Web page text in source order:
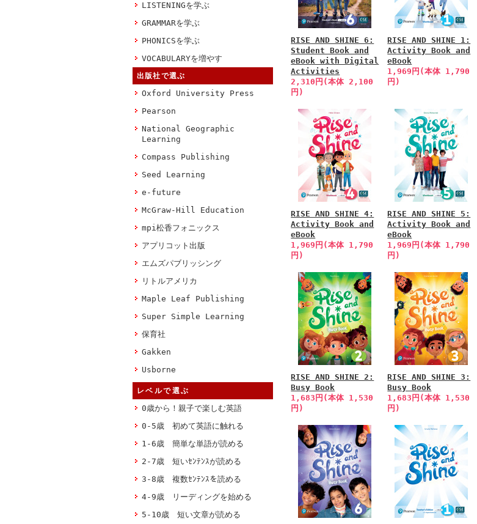
LISTENINGを学ぶ
GRAMMARを学ぶ
PHONICSを学ぶ
VOCABULARYを増やす
出版社で選ぶ
Oxford University Press
Pearson
National Geographic
Learning
Compass Publishing
Seed Learning
e-future
McGraw-Hill Education
mpi松香フォニックス
アプリコット出版
エムズパブリッシング
リトルアメリカ
Maple Leaf Publishing
Super Simple Learning
保育社
Gakken
Usborne
レベルで選ぶ
0歳から！親子で楽しむ英語
0-5歳 初めて英語に触れる
1-6歳 簡単な単語が読める
2-7歳 短いｾﾝﾃﾝｽが読める
3-8歳 複数ｾﾝﾃﾝｽを読める
4-9歳 リーディングを始める
5-10歳 短い文章が読める
RISE AND SHINE 6:
Student Book and
eBook with Digital
Activities
2,310円(本体 2,100
円)
RISE AND SHINE 1:
Activity Book and
eBook
1,969円(本体 1,790
円)
RISE AND SHINE 4:
Activity Book and
eBook
1,969円(本体 1,790
円)
RISE AND SHINE 5:
Activity Book and
eBook
1,969円(本体 1,790
円)
RISE AND SHINE 2:
Busy Book
1,683円(本体 1,530
円)
RISE AND SHINE 3:
Busy Book
1,683円(本体 1,530
円)